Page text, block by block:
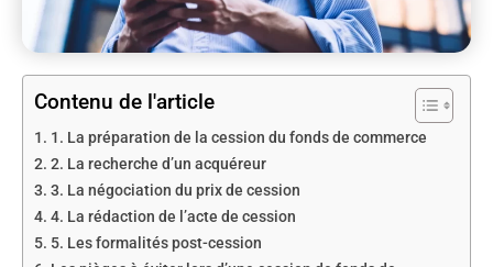
Contenu de l'article
1. La préparation de la cession du fonds de commerce
2. La recherche d’un acquéreur
3. La négociation du prix de cession
4. La rédaction de l’acte de cession
5. Les formalités post-cession